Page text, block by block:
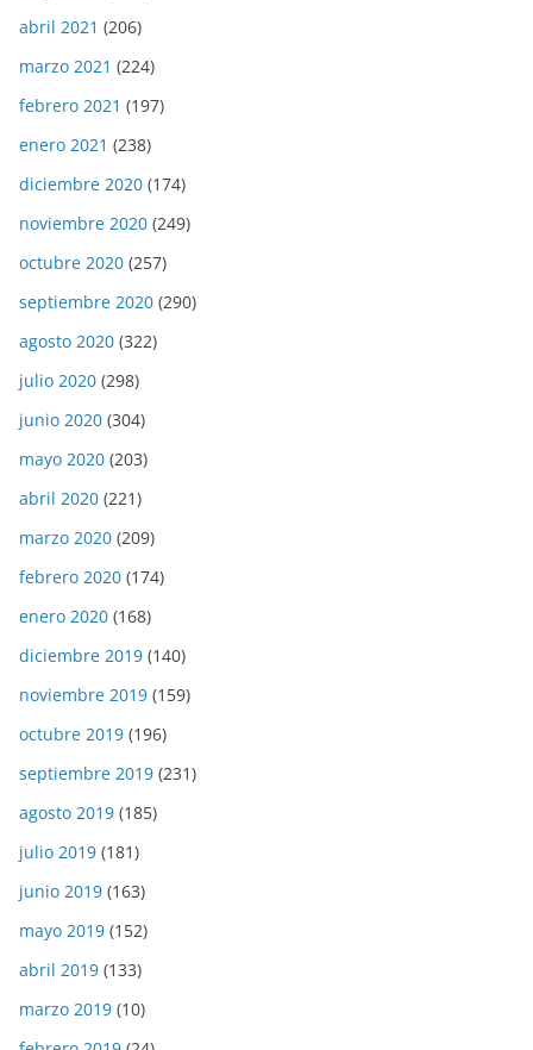
abril 2021 (206)
marzo 2021 (224)
febrero 2021 (197)
enero 2021 (238)
diciembre 2020 (174)
noviembre 2020 (249)
octubre 2020 (257)
septiembre 2020 (290)
agosto 2020 (322)
julio 2020 (298)
junio 2020 (304)
mayo 2020 (203)
abril 2020 (221)
marzo 2020 (209)
febrero 2020 (174)
enero 2020 (168)
diciembre 2019 (140)
noviembre 2019 (159)
octubre 2019 (196)
septiembre 2019 (231)
agosto 2019 (185)
julio 2019 (181)
junio 2019 (163)
mayo 2019 (152)
abril 2019 (133)
marzo 2019 (10)